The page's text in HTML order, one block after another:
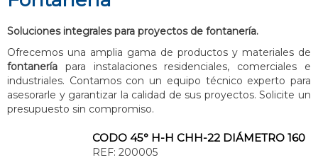
Soluciones integrales para proyectos de fontanería.
Ofrecemos una amplia gama de productos y materiales de
fontanería para instalaciones residenciales, comerciales e
industriales. Contamos con un equipo técnico experto para
asesorarle y garantizar la calidad de sus proyectos. Solicite un
presupuesto sin compromiso.
CODO 45° H-H CHH-22 DIÁMETRO 160
REF: 200005